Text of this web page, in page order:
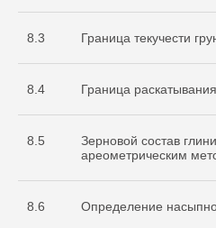
8.3 Граница текучести
8.4 Граница
8.5
Зерновой состав
ареометрическим
8.6 Определение